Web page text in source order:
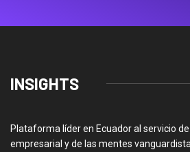
INSIGHTS
Plataforma líder en Ecuador al servicio
empresarial y de las mentes